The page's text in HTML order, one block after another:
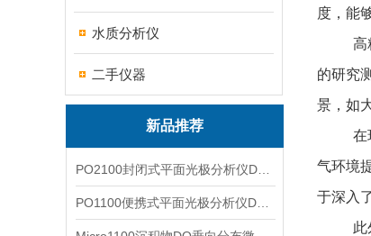
水质分析仪
二手仪器
新品推荐
度，能
高
的研究
景，如
在
气环境
于深入
此